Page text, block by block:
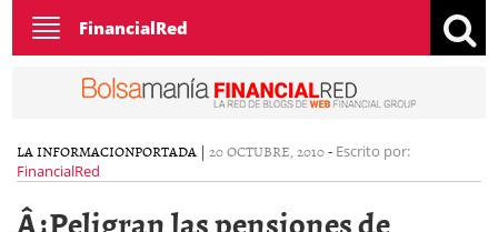
Toggle
navigation
FinancialRed
LA INFORMACIONPORTADA | 20 OCTUBRE, 2010- Escrito por:
FinancialRed